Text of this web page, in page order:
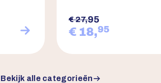
€ 27,95
€ 18,95
Bekijk alle categorieën